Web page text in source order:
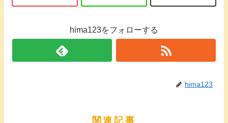
hima123をフォローする
hima123
関連記事